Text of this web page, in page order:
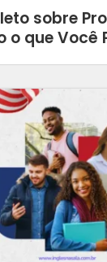
sobre
o que Você